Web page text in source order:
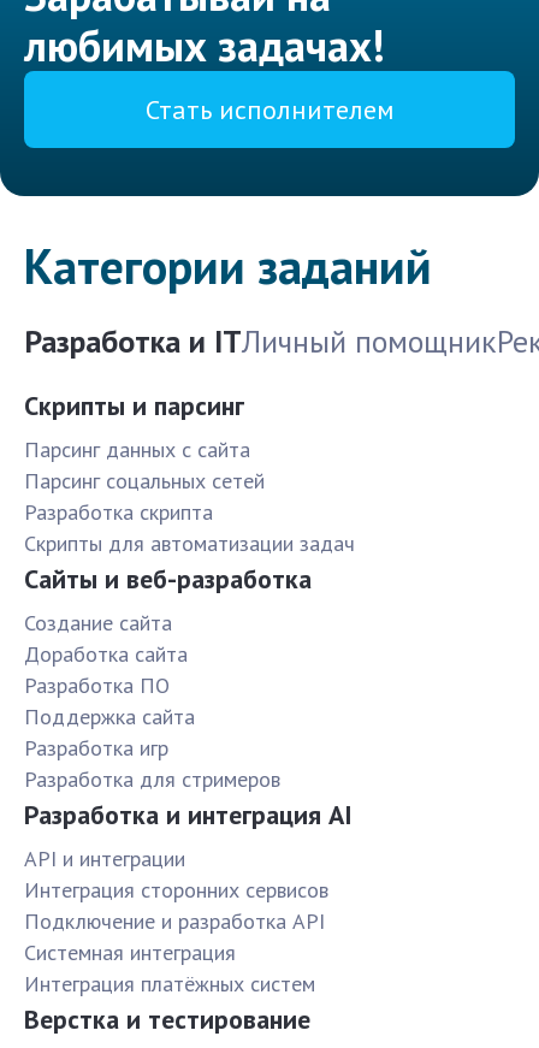
любимых задачах!
Стать исполнителем
Категории заданий
Разработка и ITЛичный помощник
Скрипты и парсинг
Парсинг данных с сайта
Парсинг соцальных сетей
Разработка скрипта
Скрипты для автоматизации задач
Сайты и веб-разработка
Создание сайта
Доработка сайта
Разработка ПО
Поддержка сайта
Разработка игр
Разработка для стримеров
Разработка и интеграция AI
API и интеграции
Интеграция сторонних сервисов
Подключение и разработка API
Системная интеграция
Интеграция платёжных систем
Верстка и тестирование